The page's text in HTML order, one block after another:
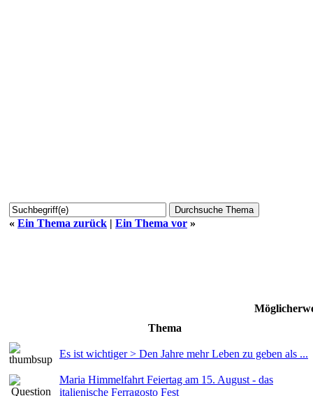
« Ein Thema zurück | Ein Thema vor »
Thema
Es ist wichtiger > Den Jahre mehr Leben zu geben als ...
Maria Himmelfahrt Feiertag am 15. August - das
italienische Ferragosto Fest